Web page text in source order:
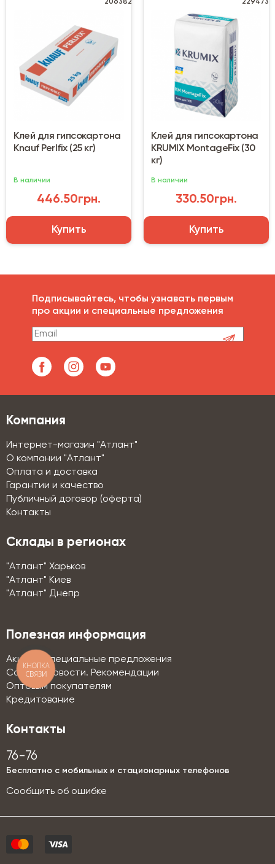
206382
Клей для гипсокартона
Knauf Perlfix (25 кг)
В наличии
446.50грн.
Купить
229473
Клей для гипсокартона
KRUMIX MontageFix (30
кг)
В наличии
330.50грн.
Купить
Подписывайтесь, чтобы узнавать первым
про акции и специальные предложения
Компания
Интернет-магазин "Атлант"
О компании "Атлант"
Оплата и доставка
Гарантии и качество
Публичный договор (оферта)
Контакты
Склады в регионах
"Атлант" Харьков
"Атлант" Киев
"Атлант" Днепр
Полезная информация
Акции и специальные предложения
Советы. Новости. Рекомендации
Оптовым покупателям
Кредитование
Контакты
76-76
Бесплатно с мобильных и стационарных телефонов
Сообщить об ошибке
КНОПКА
СВЯЗИ